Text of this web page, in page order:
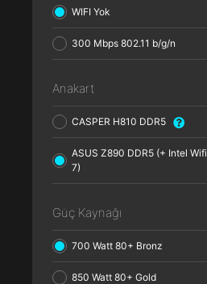
WIFI Yok
300 Mbps 802.11 b/g/n
Anakart
CASPER H810 DDR5
ASUS Z890 DDR5 (+ Intel Wifi
7)
Güç Kaynağı
700 Watt 80+ Bronz
850 Watt 80+ Gold